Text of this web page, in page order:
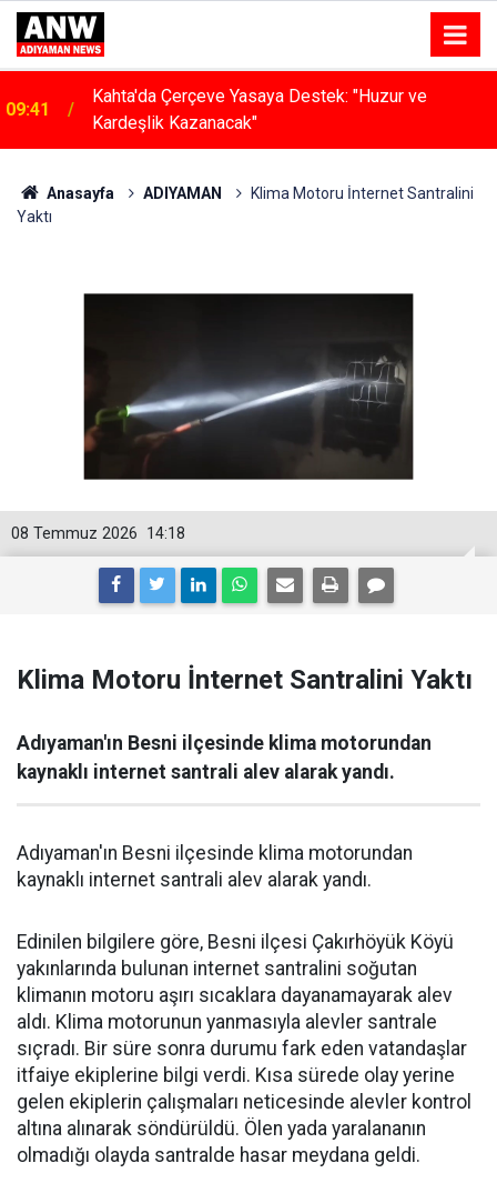
09:41
Kahta'da Çerçeve Yasaya Destek: "Huzur ve
17:23 Halı Sahada Klima Konforu
Anasayfa ADIYAMAN
Klima Motoru İnternet Santralini
Yaktı
14:18
08 Temmuz 2026
Klima Motoru İnternet Santralini Yaktı
Adıyaman'ın Besni ilçesinde klima motorundan
kaynaklı internet santrali alev alarak yandı.
Adıyaman'ın Besni ilçesinde klima motorundan
kaynaklı internet santrali alev alarak yandı.
Edinilen bilgilere göre, Besni ilçesi Çakırhöyük Köyü
yakınlarında bulunan internet santralini soğutan
klimanın motoru aşırı sıcaklara dayanamayarak alev
aldı. Klima motorunun yanmasıyla alevler santrale
sıçradı. Bir süre sonra durumu fark eden vatandaşlar
itfaiye ekiplerine bilgi verdi. Kısa sürede olay yerine
gelen ekiplerin çalışmaları neticesinde alevler kontrol
altına alınarak söndürüldü. Ölen yada yaralananın
olmadığı olayda santralde hasar meydana geldi.